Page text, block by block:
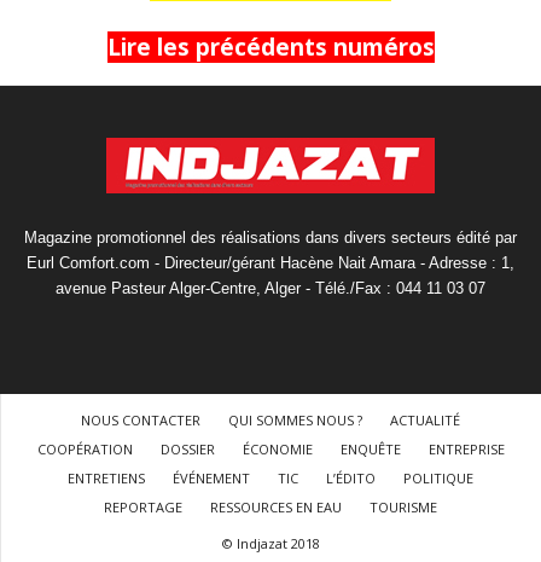
Lire les précédents numéros
Magazine promotionnel des réalisations dans divers secteurs édité par
Eurl Comfort.com - Directeur/gérant Hacène Nait Amara - Adresse : 1,
avenue Pasteur Alger-Centre, Alger - Télé./Fax : 044 11 03 07
NOUS CONTACTER QUI SOMMES NOUS ?
ACTUALITÉ
COOPÉRATION
DOSSIER ÉCONOMIE ENQUÊTE
ENTREPRISE
ENTRETIENS
ÉVÉNEMENT TIC L’ÉDITO
POLITIQUE
REPORTAGE
RESSOURCES EN EAU
TOURISME
© Indjazat 2018